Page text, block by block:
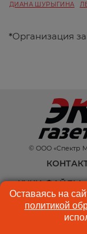
ДИАНА ШУРЫГИНА
*Организация
© ООО «Спектр
КУКИ-ФАЙЛЫ
СОГЛАШЕНИЕ
Оставаясь на
политикой